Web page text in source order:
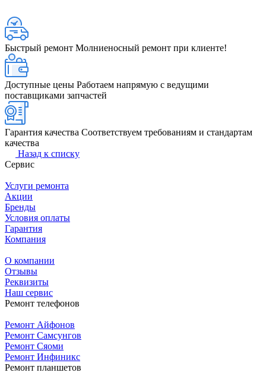
Быстрый ремонт Молниеносный ремонт при клиенте!
Доступные цены Работаем напрямую с ведущими
поставщиками запчастей
Гарантия качества Соответствуем требованиям и стандартам
качества
Назад к списку
Сервис
Услуги ремонта
Акции
Бренды
Условия оплаты
Гарантия
Компания
О компании
Отзывы
Реквизиты
Наш сервис
Ремонт телефонов
Ремонт Айфонов
Ремонт Самсунгов
Ремонт Сяоми
Ремонт Инфиникс
Ремонт планшетов